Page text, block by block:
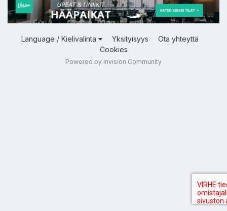
Language / Kielivalinta Yksityisyys
Ota yhteyttä
Cookies
Powered by Invision Community